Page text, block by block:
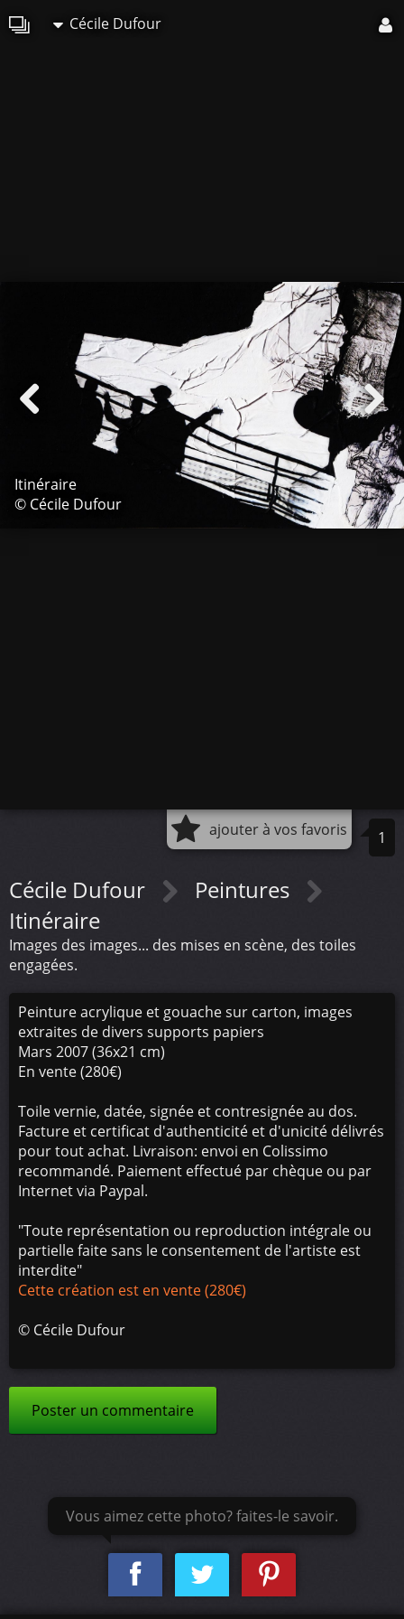
Cécile Dufour
Itinéraire
© Cécile Dufour
ajouter à vos favoris 1
Cécile Dufour
Peintures
Itinéraire
Images des images... des mises en scène, des toiles
engagées.
Peinture acrylique et gouache sur carton, images
extraites de divers supports papiers
Mars 2007 (36x21 cm)
En vente (280€)
Toile vernie, datée, signée et contresignée au dos.
Facture et certificat d'authenticité et d'unicité délivrés
pour tout achat. Livraison: envoi en Colissimo
recommandé. Paiement effectué par chèque ou par
Internet via Paypal.
"Toute représentation ou reproduction intégrale ou
partielle faite sans le consentement de l'artiste est
interdite"
Cette création est en vente (280€)
© Cécile Dufour
Poster un commentaire
Vous aimez cette photo? faites-le savoir.